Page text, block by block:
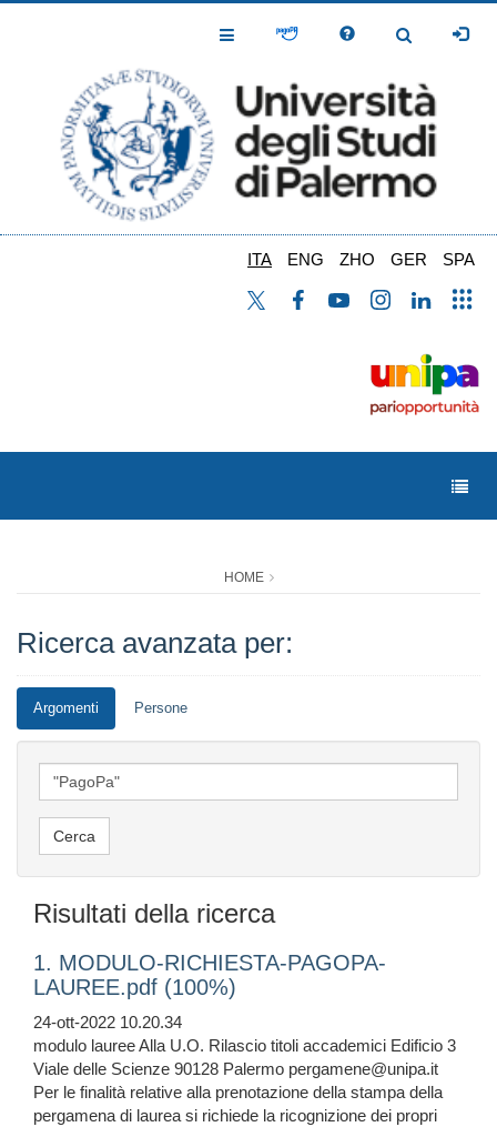
Toggle
Toggle
ITA ENG ZHO GER SPA
HOME
Ricerca avanzata per:
Argomenti Persone
Risultati della ricerca
1. MODULO-RICHIESTA-PAGOPA-
LAUREE.pdf (100%)
24-ott-2022 10.20.34
modulo lauree Alla U.O. Rilascio titoli accademici Edificio 3
Viale delle Scienze 90128 Palermo pergamene@unipa.it
Per le finalità relative alla prenotazione della stampa della
pergamena di laurea si richiede la ricognizione dei propri